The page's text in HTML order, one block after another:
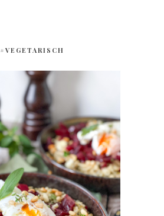
#VEGETARISCH